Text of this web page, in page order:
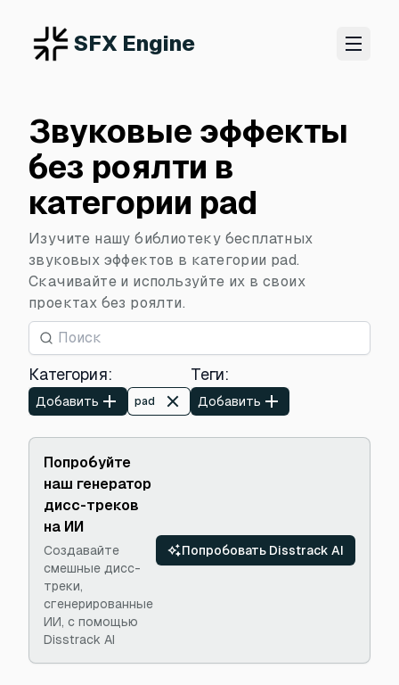
SFX Engine
Звуковые эффекты
без роялти в
категории pad
Изучите нашу библиотеку бесплатных
звуковых эффектов в категории pad.
Скачивайте и используйте их в своих
проектах без роялти.
Категория:
Добавить pad
Теги:
Добавить
Попробуйте
наш генератор
дисс-треков
на ИИ
Создавайте
смешные дисс-
треки,
сгенерированные
ИИ, с помощью
Disstrack AI
Попробовать Disstrack AI